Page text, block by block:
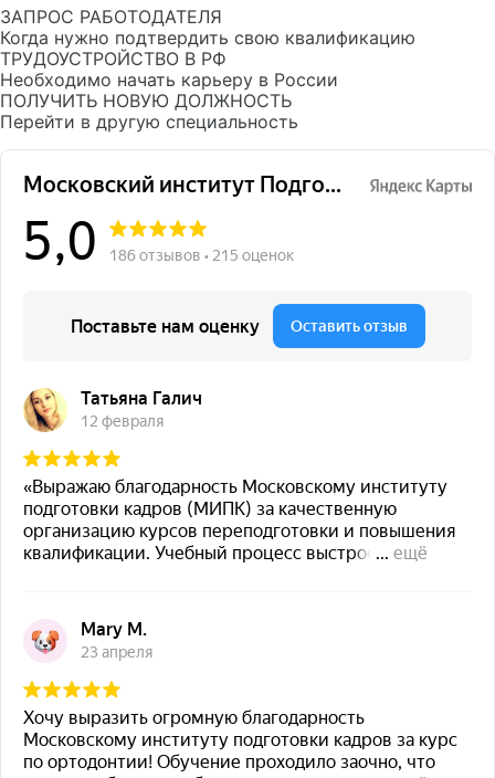
ЗАПРОС РАБОТОДАТЕЛЯ
Когда нужно подтвердить свою квалификацию
ТРУДОУСТРОЙСТВО В РФ
Необходимо начать карьеру в России
ПОЛУЧИТЬ НОВУЮ ДОЛЖНОСТЬ
Перейти в другую специальность